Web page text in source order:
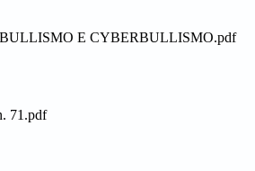
E CYBERBULLISMO.pdf
71.pdf